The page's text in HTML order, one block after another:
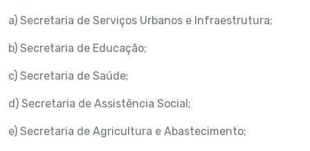
a) Secretaria de Serviços Urbanos e Infraestrutura;
b) Secretaria de Educação;
c) Secretaria de Saúde;
d) Secretaria de Assistência Social;
e) Secretaria de Agricultura e Abastecimento;